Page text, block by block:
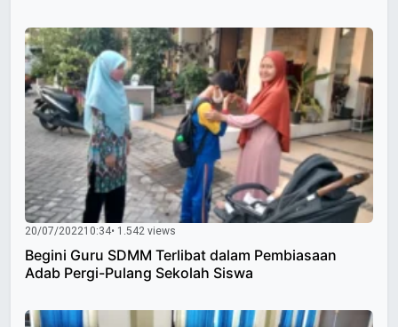
20/07/202210:34• 1.542 views
Begini Guru SDMM Terlibat dalam Pembiasaan
Adab Pergi-Pulang Sekolah Siswa